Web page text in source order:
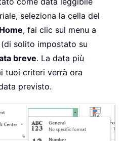
seleziona la cella del
Home, fai clic sul menu a
(di solito impostato su
breve. La data più
tuoi criteri verrà ora
previsto.